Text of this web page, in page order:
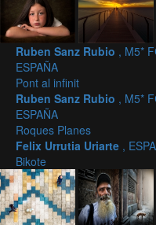
Ruben Sanz Rubio , M5*
ESPAÑA
Pont al infinit
Ruben Sanz Rubio , M5*
ESPAÑA
Roques Planes
Felix Urrutia Uriarte ,
Bikote